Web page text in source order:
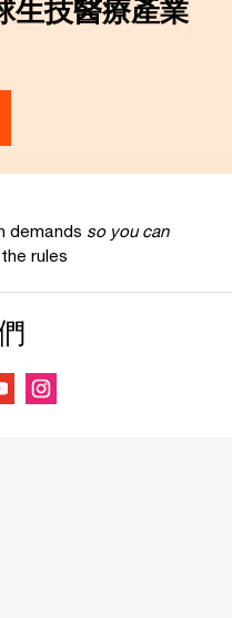
生技醫療產業
demands so you can
rules